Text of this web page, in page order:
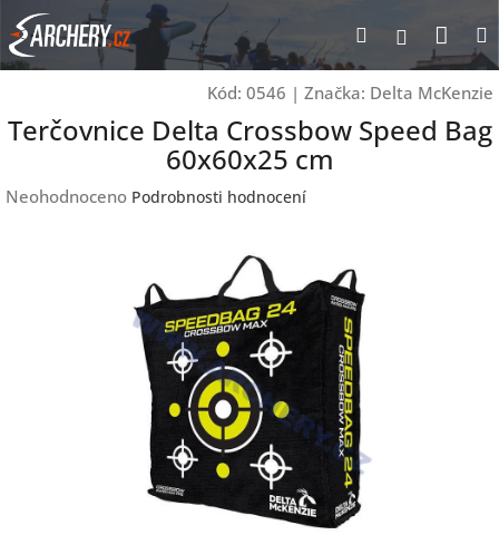
Přejít
na
obsah
Hledat
Kód: 0546 | Značka: Delta McKenzie
Terčovnice Delta Crossbow Speed Bag
60x60x25 cm
Průměrné
Neohodnoceno Podrobnosti hodnocení